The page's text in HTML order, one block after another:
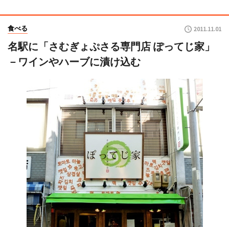
食べる 2011.11.01
名駅に「さむぎょぷさる専門店 ぽってじ家」
－ワインやハーブに漬け込む